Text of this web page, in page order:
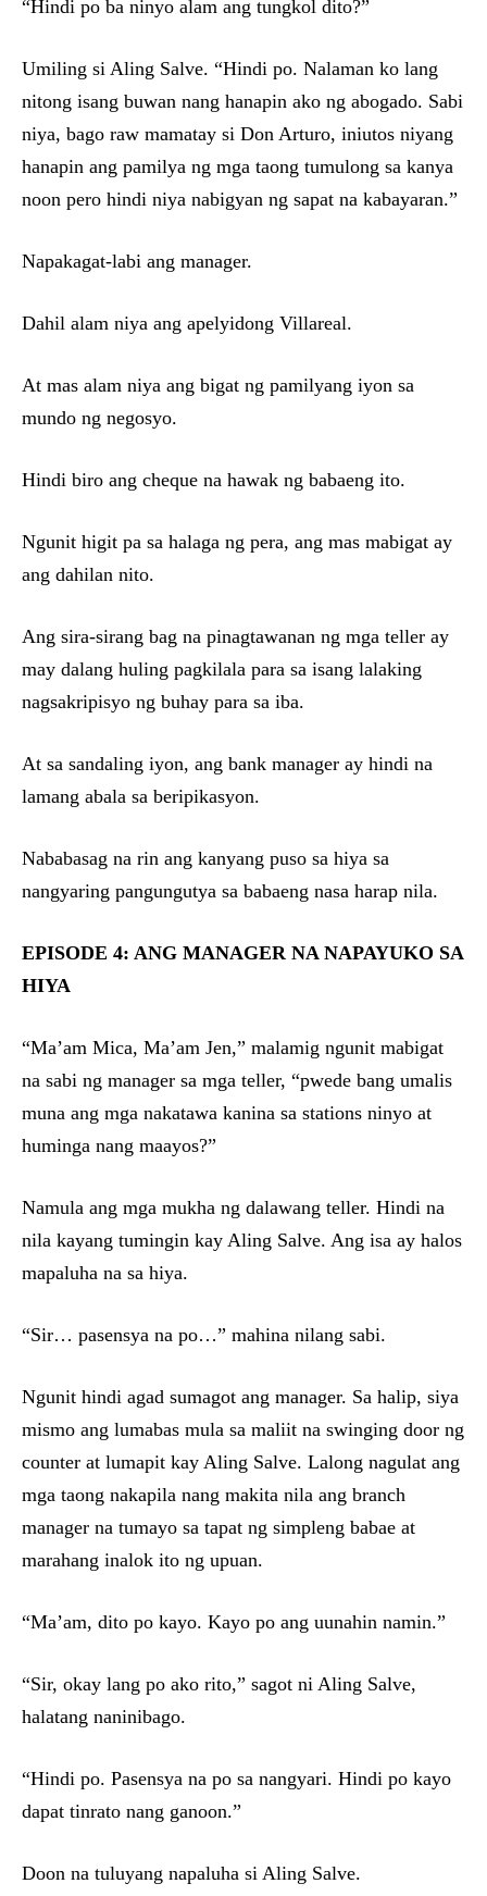
“Hindi po ba ninyo alam ang tungkol dito?”
Umiling si Aling Salve. “Hindi po. Nalaman ko lang
nitong isang buwan nang hanapin ako ng abogado. Sabi
niya, bago raw mamatay si Don Arturo, iniutos niyang
hanapin ang pamilya ng mga taong tumulong sa kanya
noon pero hindi niya nabigyan ng sapat na kabayaran.”
Napakagat-labi ang manager.
Dahil alam niya ang apelyidong Villareal.
At mas alam niya ang bigat ng pamilyang iyon sa
mundo ng negosyo.
Hindi biro ang cheque na hawak ng babaeng ito.
Ngunit higit pa sa halaga ng pera, ang mas mabigat ay
ang dahilan nito.
Ang sira-sirang bag na pinagtawanan ng mga teller ay
may dalang huling pagkilala para sa isang lalaking
nagsakripisyo ng buhay para sa iba.
At sa sandaling iyon, ang bank manager ay hindi na
lamang abala sa beripikasyon.
Nababasag na rin ang kanyang puso sa hiya sa
nangyaring pangungutya sa babaeng nasa harap nila.
EPISODE 4: ANG MANAGER NA NAPAYUKO SA
HIYA
“Ma’am Mica, Ma’am Jen,” malamig ngunit mabigat
na sabi ng manager sa mga teller, “pwede bang umalis
muna ang mga nakatawa kanina sa stations ninyo at
huminga nang maayos?”
Namula ang mga mukha ng dalawang teller. Hindi na
nila kayang tumingin kay Aling Salve. Ang isa ay halos
mapaluha na sa hiya.
“Sir… pasensya na po…” mahina nilang sabi.
Ngunit hindi agad sumagot ang manager. Sa halip, siya
mismo ang lumabas mula sa maliit na swinging door ng
counter at lumapit kay Aling Salve. Lalong nagulat ang
mga taong nakapila nang makita nila ang branch
manager na tumayo sa tapat ng simpleng babae at
marahang inalok ito ng upuan.
“Ma’am, dito po kayo. Kayo po ang uunahin namin.”
“Sir, okay lang po ako rito,” sagot ni Aling Salve,
halatang naninibago.
“Hindi po. Pasensya na po sa nangyari. Hindi po kayo
dapat tinrato nang ganoon.”
Doon na tuluyang napaluha si Aling Salve.